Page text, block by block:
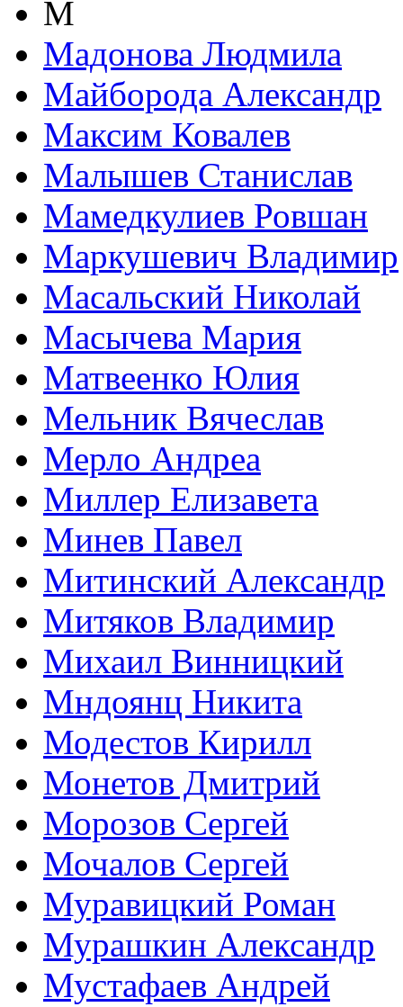
М
Мадонова Людмила
Майборода Александр
Максим Ковалев
Малышев Станислав
Мамедкулиев Ровшан
Маркушевич Владимир
Масальский Николай
Масычева Мария
Матвеенко Юлия
Мельник Вячеслав
Мерло Андреа
Миллер Елизавета
Минев Павел
Митинский Александр
Митяков Владимир
Михаил Винницкий
Мндоянц Никита
Модестов Кирилл
Монетов Дмитрий
Морозов Сергей
Мочалов Сергей
Муравицкий Роман
Мурашкин Александр
Мустафаев Андрей